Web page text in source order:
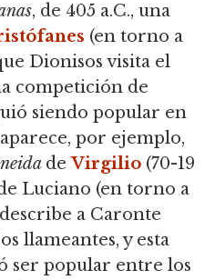
, de 405 a.C., una
(en torno a
Dionisos visita el
competición de
siendo popular en
por ejemplo,
deVirgilio (70-19
Luciano (en torno a
a Caronte
llameantes, y esta
ser popular entre los